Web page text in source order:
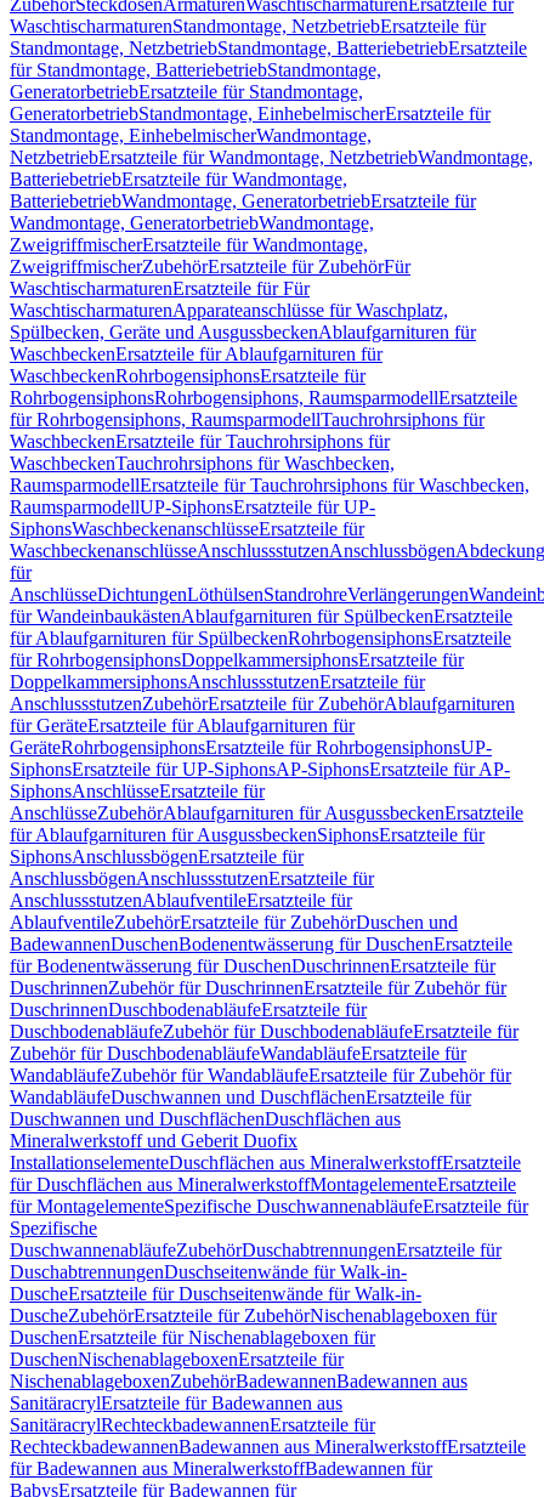
ZubehörSteckdosenArmaturenWaschtischarmaturen Ersatzteile für
WaschtischarmaturenStandmontage, NetzbetriebErsatzteile für
Standmontage, NetzbetriebStandmontage, BatteriebetriebErsatzteile
für Standmontage, BatteriebetriebStandmontage,
GeneratorbetriebErsatzteile für Standmontage,
GeneratorbetriebStandmontage, EinhebelmischerErsatzteile für
Standmontage, EinhebelmischerWandmontage,
NetzbetriebErsatzteile für Wandmontage, NetzbetriebWandmontage,
BatteriebetriebErsatzteile für Wandmontage,
BatteriebetriebWandmontage, GeneratorbetriebErsatzteile für
Wandmontage, GeneratorbetriebWandmontage,
ZweigriffmischerErsatzteile für Wandmontage,
ZweigriffmischerZubehörErsatzteile für ZubehörFür
WaschtischarmaturenErsatzteile für Für
WaschtischarmaturenApparateanschlüsse für Waschplatz,
Spülbecken, Geräte und AusgussbeckenAblaufgarnituren für
WaschbeckenErsatzteile für Ablaufgarnituren für
WaschbeckenRohrbogensiphonsErsatzteile für
RohrbogensiphonsRohrbogensiphons, RaumsparmodellErsatzteile
für Rohrbogensiphons, RaumsparmodellTauchrohrsiphons für
WaschbeckenErsatzteile für Tauchrohrsiphons für
WaschbeckenTauchrohrsiphons für Waschbecken,
RaumsparmodellErsatzteile für Tauchrohrsiphons für Waschbecken,
RaumsparmodellUP-SiphonsErsatzteile für UP-
SiphonsWaschbeckenanschlüsseErsatzteile für
WaschbeckenanschlüsseAnschlussstutzenAnschlussbögen
für
AnschlüsseDichtungenLöthülsenStandrohreVerlängerungen
für WandeinbaukästenAblaufgarnituren für SpülbeckenErsatzteile
für Ablaufgarnituren für SpülbeckenRohrbogensiphonsErsatzteile
für RohrbogensiphonsDoppelkammersiphonsErsatzteile für
DoppelkammersiphonsAnschlussstutzenErsatzteile für
AnschlussstutzenZubehörErsatzteile für ZubehörAblaufgarnituren
für GeräteErsatzteile für Ablaufgarnituren für
GeräteRohrbogensiphonsErsatzteile für RohrbogensiphonsUP-
SiphonsErsatzteile für UP-SiphonsAP-SiphonsErsatzteile für AP-
SiphonsAnschlüsseErsatzteile für
AnschlüsseZubehörAblaufgarnituren für AusgussbeckenErsatzteile
für Ablaufgarnituren für AusgussbeckenSiphonsErsatzteile für
SiphonsAnschlussbögenErsatzteile für
AnschlussbögenAnschlussstutzenErsatzteile für
AnschlussstutzenAblaufventileErsatzteile für
AblaufventileZubehörErsatzteile für ZubehörDuschen und
BadewannenDuschenBodenentwässerung für DuschenErsatzteile
für Bodenentwässerung für DuschenDuschrinnenErsatzteile für
DuschrinnenZubehör für DuschrinnenErsatzteile für Zubehör für
DuschrinnenDuschbodenabläufeErsatzteile für
DuschbodenabläufeZubehör für DuschbodenabläufeErsatzteile für
Zubehör für DuschbodenabläufeWandabläufeErsatzteile für
WandabläufeZubehör für WandabläufeErsatzteile für Zubehör für
WandabläufeDuschwannen und DuschflächenErsatzteile für
Duschwannen und DuschflächenDuschflächen aus
Mineralwerkstoff und Geberit Duofix
InstallationselementeDuschflächen aus MineralwerkstoffErsatzteile
für Duschflächen aus MineralwerkstoffMontagelementeErsatzteile
für MontagelementeSpezifische DuschwannenabläufeErsatzteile für
Spezifische
DuschwannenabläufeZubehörDuschabtrennungenErsatzteile für
DuschabtrennungenDuschseitenwände für Walk-in-
DuscheErsatzteile für Duschseitenwände für Walk-in-
DuscheZubehörErsatzteile für ZubehörNischenablageboxen für
DuschenErsatzteile für Nischenablageboxen für
DuschenNischenablageboxenErsatzteile für
NischenablageboxenZubehörBadewannenBadewannen aus
SanitäracrylErsatzteile für Badewannen aus
SanitäracrylRechteckbadewannenErsatzteile für
RechteckbadewannenBadewannen aus MineralwerkstoffErsatzteile
für Badewannen aus MineralwerkstoffBadewannen für
BabysErsatzteile für Badewannen für